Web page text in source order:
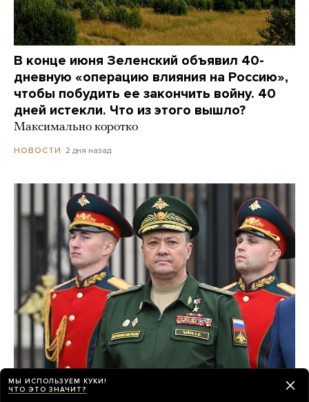
В конце июня Зеленский объявил 40-
дневную «операцию влияния на Россию»,
чтобы побудить ее закончить войну. 40
дней истекли. Что из этого вышло?
Максимально коротко
НОВОСТИ 2 дня назад
После предполагаемого покушения
МЫ ИСПОЛЬЗУЕМ КУКИ!
ЧТО ЭТО ЗНАЧИТ?